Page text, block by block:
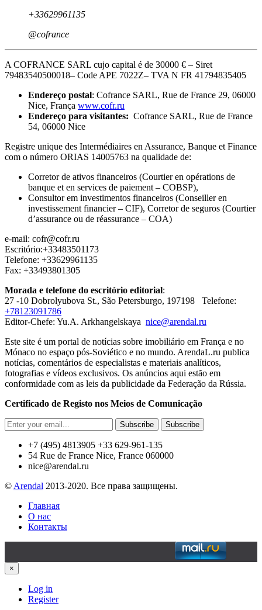
+33629961135
@cofrance
A COFRANCE SARL cujo capital é de 30000 € – Siret
79483540500018– Code APE 7022Z– TVA N FR 41794835405
Endereço postal: Cofrance SARL, Rue de France 29, 06000
Nice, França www.cofr.ru
Endereço para visitantes: Cofrance SARL, Rue de France
54, 06000 Nice
Registre unique des Intermédiaires en Assurance, Banque et Finance
com o número ORIAS 14005763 na qualidade de:
Corretor de ativos financeiros (Courtier en opérations de
banque et en services de paiement – COBSP),
Consultor em investimentos financeiros (Conseiller en
investissement financier – CIF), Corretor de seguros (Courtier
d’assurance ou de réassurance – COA)
e-mail: cofr@cofr.ru
Escritório:+33483501173
Telefone: +33629961135
Fax: +33493801305
Morada e telefone do escritório editorial:
27 -10 Dobrolyubova St., São Petersburgo, 197198 Telefone:
+78123091786
Editor-Chefe: Yu.A. Arkhangelskaya nice@arendal.ru
Este site é um portal de notícias sobre imobiliário em França e no
Mónaco no espaço pós-Soviético e no mundo. ArendaL.ru publica
notícias, comentários de especialistas e materiais analíticos,
fotografias e vídeos exclusivos. Os anúncios aqui estão em
conformidade com as leis da publicidade da Federação da Rússia.
Certificado de Registo nos Meios de Comunicação
Subscribe Subscribe
+7 (495) 4813905 +33 629-961-135
54 Rue de France Nice, France 060000
nice@arendal.ru
© Arendal 2013-2020. Все права защищены.
Главная
О нас
Контакты
×
Log in
Register